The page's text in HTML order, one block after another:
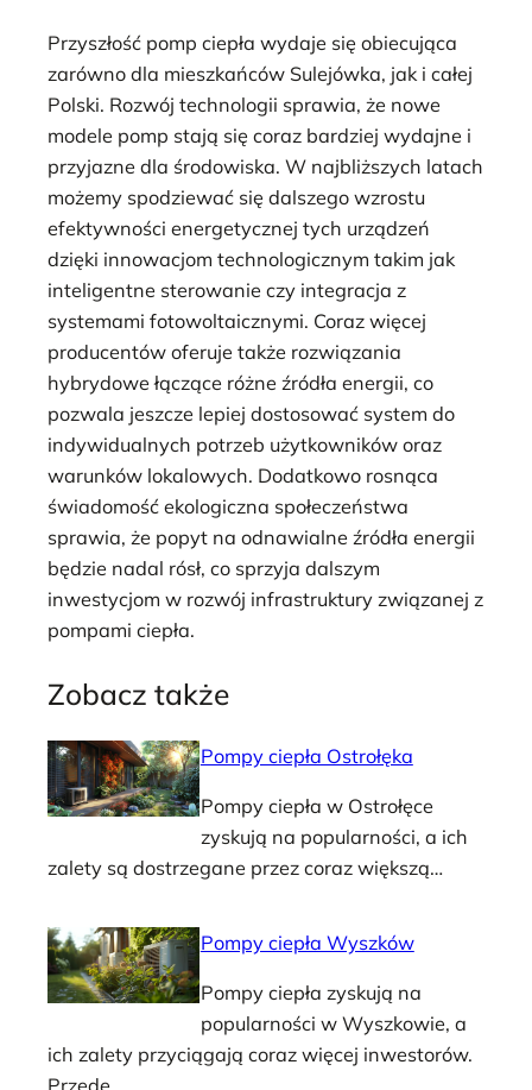
Przyszłość pomp ciepła wydaje się obiecująca
zarówno dla mieszkańców Sulejówka, jak i całej
Polski. Rozwój technologii sprawia, że nowe
modele pomp stają się coraz bardziej wydajne i
przyjazne dla środowiska. W najbliższych latach
możemy spodziewać się dalszego wzrostu
efektywności energetycznej tych urządzeń
dzięki innowacjom technologicznym takim jak
inteligentne sterowanie czy integracja z
systemami fotowoltaicznymi. Coraz więcej
producentów oferuje także rozwiązania
hybrydowe łączące różne źródła energii, co
pozwala jeszcze lepiej dostosować system do
indywidualnych potrzeb użytkowników oraz
warunków lokalowych. Dodatkowo rosnąca
świadomość ekologiczna społeczeństwa
sprawia, że popyt na odnawialne źródła energii
będzie nadal rósł, co sprzyja dalszym
inwestycjom w rozwój infrastruktury związanej z
pompami ciepła.
Zobacz także
Pompy ciepła Ostrołęka
Pompy ciepła w Ostrołęce
zyskują na popularności, a ich
zalety są dostrzegane przez coraz większą…
Pompy ciepła Wyszków
Pompy ciepła zyskują na
popularności w Wyszkowie, a
ich zalety przyciągają coraz więcej inwestorów.
Przede…